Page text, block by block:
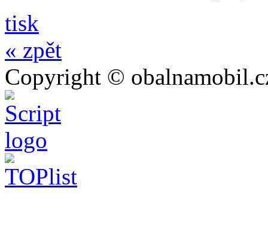
tisk
« zpět
Copyright ©